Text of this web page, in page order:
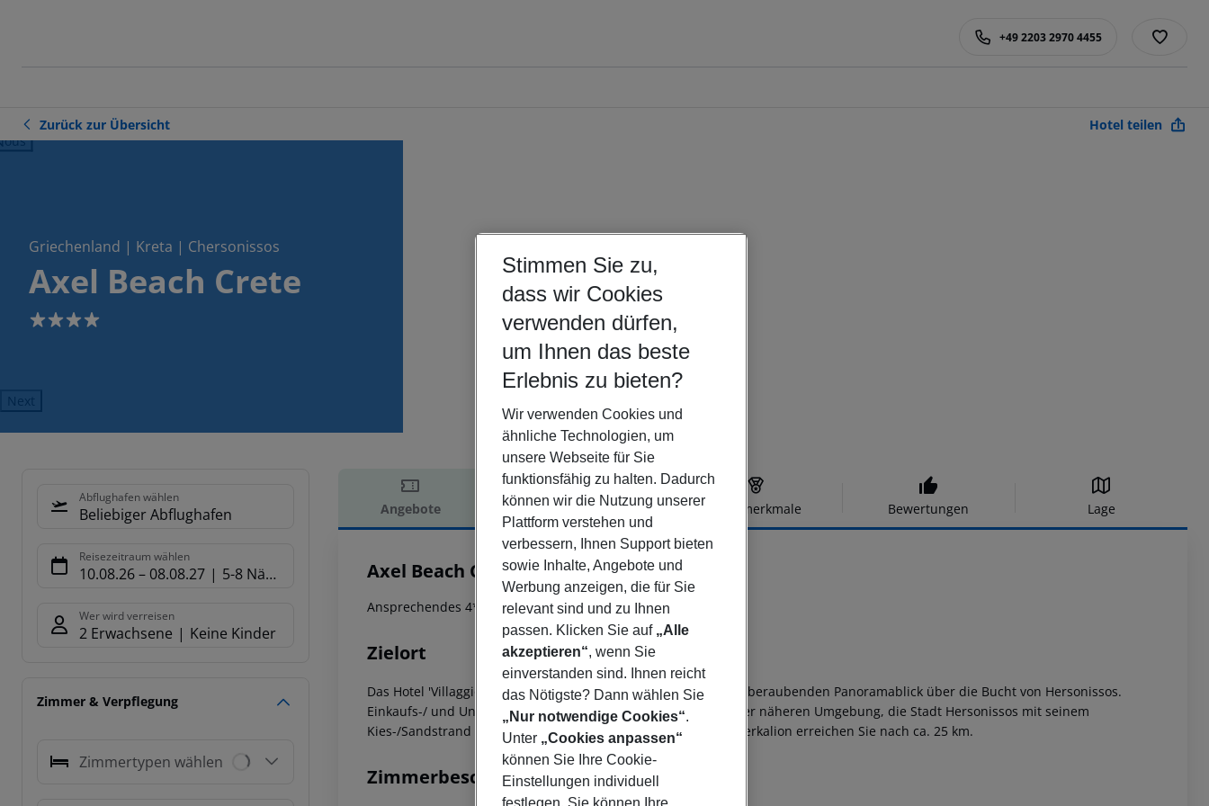
+49 2203 2970 4455
Zurück zur Übersicht Hotel teilen
Griechenland | Kreta | Chersonissos
Axel Beach Crete
4
Next
Abflughafen wählen
Beliebiger Abflughafen
Reisezeitraum wählen
10.08.26– 08.08.27 5-8 Nächte
Wer wird verreisen
2 Erwachsene Keine Kinder
Zimmer & Verpflegung
Zimmertypen wählen
Angebote Hotelbeschreibung Hotelmerkmale Bewertungen Lage
Hotelbeschreibung
Axel Beach Crete
4
Ansprechendes 4*-Sterne 'Adults Only' Hotel in ruhiger Lage!
Zielort
Das Hotel 'Villaggio' liegt in ruhiger Lage und bietet einen atemberaubenden Panoramablick über die Bucht von Hersonissos.
Einkaufs-/ und Unterhaltungsmöglichkeiten befinden sich in der näheren Umgebung, die Stadt Hersonissos mit seinem
Kies-/Sandstrand ist ca. 2000 m entfernt.Den Flughafen von Herkalion erreichen Sie nach ca. 25 km.
Zimmerbeschreibung
Stimmen Sie zu,
dass wir Cookies
verwenden dürfen,
um Ihnen das beste
Erlebnis zu bieten?
Wir verwenden Cookies und
ähnliche Technologien, um
unsere Webseite für Sie
funktionsfähig zu halten. Dadurch
können wir die Nutzung unserer
Plattform verstehen und
verbessern, Ihnen Support bieten
sowie Inhalte, Angebote und
Werbung anzeigen, die für Sie
relevant sind und zu Ihnen
passen. Klicken Sie auf „Alle
akzeptieren“, wenn Sie
einverstanden sind. Ihnen reicht
das Nötigste? Dann wählen Sie
„Nur notwendige Cookies“.
Unter „Cookies anpassen“
können Sie Ihre Cookie-
Einstellungen individuell
festlegen. Sie können Ihre